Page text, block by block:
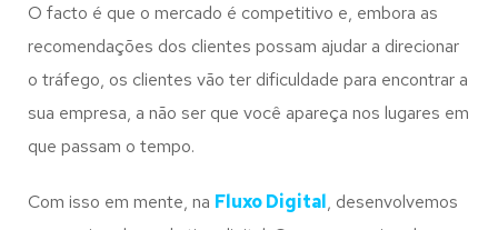
O facto é que o mercado é competitivo e, embora as
recomendações dos clientes possam ajudar a direcionar
o tráfego, os clientes vão ter dificuldade para encontrar a
sua empresa, a não ser que você apareça nos lugares em
que passam o tempo.
Com isso em mente, na Fluxo Digital, desenvolvemos